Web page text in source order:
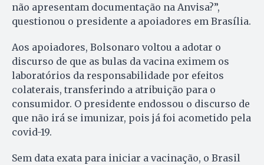
não apresentam documentação na Anvisa?”,
questionou o presidente a apoiadores em Brasília.
Aos apoiadores, Bolsonaro voltou a adotar o
discurso de que as bulas da vacina eximem os
laboratórios da responsabilidade por efeitos
colaterais, transferindo a atribuição para o
consumidor. O presidente endossou o discurso de
que não irá se imunizar, pois já foi acometido pela
covid-19.
Sem data exata para iniciar a vacinação, o Brasil